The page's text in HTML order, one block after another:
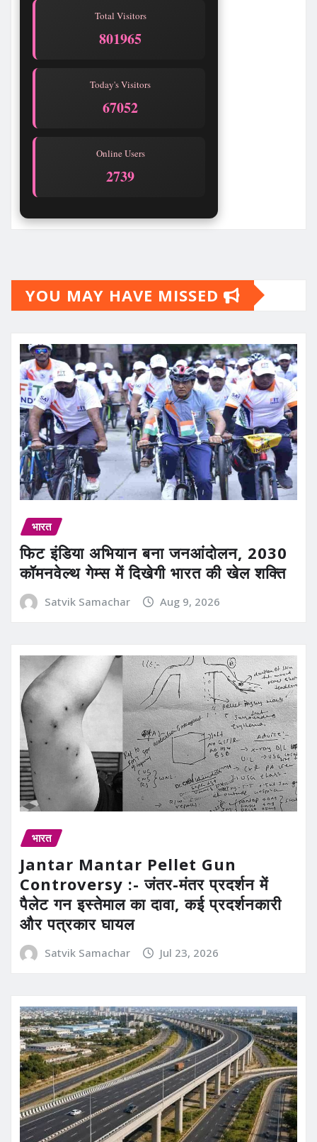
Total Visitors
801966
Today's Visitors
67053
Online Users
2739
YOU MAY HAVE MISSED
भारत
फिट इंडिया अभियान बना जनआंदोलन, 2030
कॉमनवेल्थ गेम्स में दिखेगी भारत की खेल शक्ति
Satvik Samachar Aug 9, 2026
भारत
Jantar Mantar Pellet Gun
Controversy :- जंतर-मंतर प्रदर्शन में
पैलेट गन इस्तेमाल का दावा, कई प्रदर्शनकारी
और पत्रकार घायल
Satvik Samachar Jul 23, 2026